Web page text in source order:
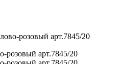
розовый арт.7845/20